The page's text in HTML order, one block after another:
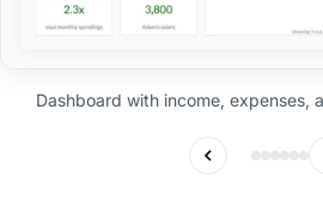
Dashboard with income, expenses,